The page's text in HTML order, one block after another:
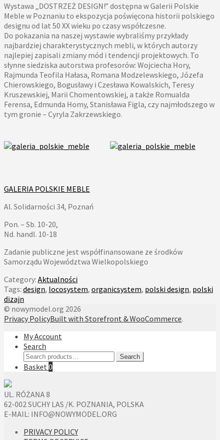
Wystawa „DOSTRZEŻ DESIGN!” dostępna w Galerii Polskie
Meble w Poznaniu to ekspozycja poświęcona historii polskiego
designu od lat 50 XX wieku po czasy współczesne.
Do pokazania na naszej wystawie wybraliśmy przykłady
najbardziej charakterystycznych mebli, w których autorzy
najlepiej zapisali zmiany mód i tendencji projektowych. To
słynne siedziska autorstwa profesorów: Wojciecha Hory,
Rajmunda Teofila Hałasa, Romana Modzelewskiego, Józefa
Chierowskiego, Bogusławy i Czesława Kowalskich, Teresy
Kruszewskiej, Marii Chomentowskiej, a także Romualda
Ferensa, Edmunda Homy, Stanisława Figla, czy najmłodszego w
tym gronie – Cyryla Zakrzewskiego.
GALERIA POLSKIE MEBLE
Al. Solidarności 34, Poznań
Pon. – Sb. 10-20,
Nd. handl. 10-18
Zadanie publiczne jest współfinansowane ze środków
Samorządu Województwa Wielkopolskiego
Category: Aktualności
Tags: design, locosystem, organicsystem, polski design, polski
dizajn
© nowymodel.org 2026
Privacy PolicyBuilt with Storefront & WooCommerce.
My Account
Search
Search
for:
Search
Basket0
UL. RÓŻANA 8
62-002 SUCHY LAS /K. POZNANIA, POLSKA
E-MAIL: INFO@NOWYMODEL.ORG
PRIVACY POLICY